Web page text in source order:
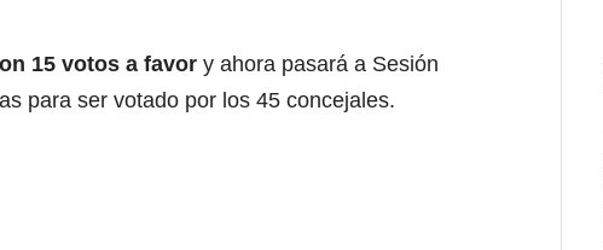
15 votos a favor y ahora pasará a Sesión
para ser votado por los 45 concejales.